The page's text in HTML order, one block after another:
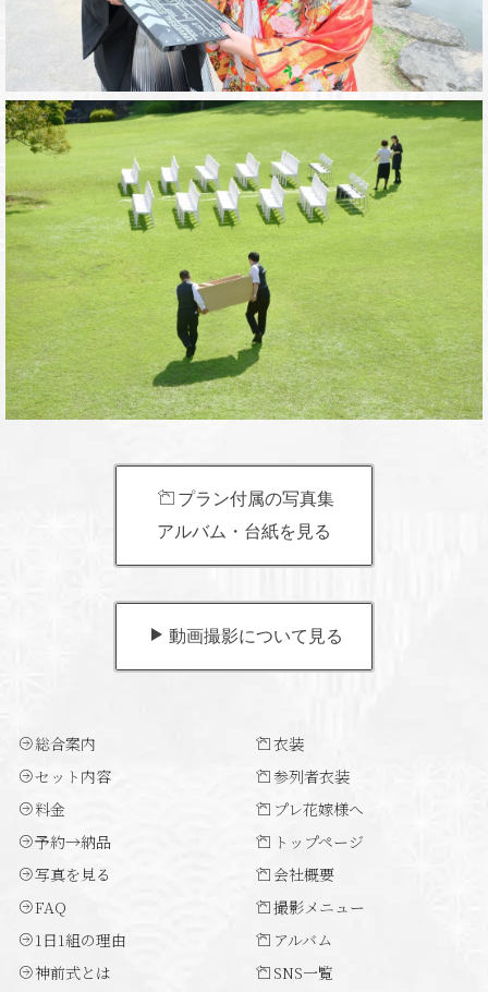
プラン付属の写真集
アルバム・台紙を見る
動画撮影について見る
総合案内
セット内容
料金
予約→納品
写真を見る
FAQ
1日1組の理由
神前式とは
衣装
参列者衣装
プレ花嫁様へ
トップページ
会社概要
撮影メニュー
アルバム
SNS一覧